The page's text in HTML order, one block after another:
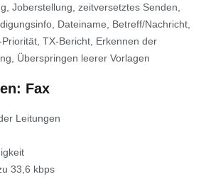
Joberstellung, zeitversetztes Senden,
Dateiname, Betreff/Nachricht,
TX-Bericht, Erkennen der
Überspringen leerer Vorlagen
Fax
Leitungen
33,6 kbps